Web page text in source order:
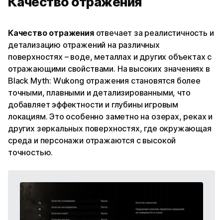
Качество отраженияотвечает за реалистичность и
детализацию отражений на различных
поверхностях – воде, металлах и других объектах с
отражающими свойствами. На высоких значениях в
Black Myth: Wukong отражения становятся более
точными, плавными и детализированными, что
добавляет эффектности и глубины игровым
локациям. Это особенно заметно на озерах, реках и
других зеркальных поверхностях, где окружающая
среда и персонажи отражаются с высокой
точностью.